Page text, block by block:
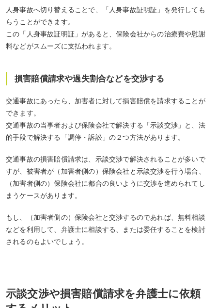
人身事故へ切り替えることで、「人身事故証明証」を発行しても
らうことができます。
この「人身事故証明証」があると、保険会社からの治療費や慰謝
料などがスムーズに支払われます。
損害賠償請求や過失割合などを交渉する
交通事故にあったら、加害者に対して損害賠償を請求することが
できます。
交通事故の当事者および保険会社で解決する「示談交渉」と、法
的手段で解決する「調停・訴訟」の２つ方法があります。
交通事故の損害賠償請求は、示談交渉で解決されることが多いで
すが、被害者が（加害者側の）保険会社と示談交渉を行う場合、
（加害者側の）保険会社に都合の良いように交渉を進められてし
まうケースがあります。
もし、（加害者側の）保険会社と交渉するのであれば、無料相談
などを利用して、弁護士に相談する、または委任することを検討
されるのもよいでしょう。
示談交渉や損害賠償請求を弁護士に依頼